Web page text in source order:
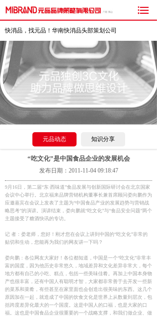

快消品，找元品！华南快消品头部策划公司
元品动态 知识分享
“吃文化”是中国食品企业的发展机会
发布日期：2011-11-04 09:18:47
9月16日，第二届“东·西味道”食品发展与创新国际研讨会在北京国家
会议中心举行。北京福来品牌营销机构董事长兼首席顾问娄向鹏作为
应邀嘉宾在会议上发表了主题为“中国食品产业的发展趋势与营销战
略思考”的演讲。演讲结束，娄向鹏就“吃文化”与“食品安全问题”两个
主题接受了糖酒快讯的专访。
记 者：娄老师，您好！刚才您在会议上讲到中国的“吃文化”非常的
贴切和生动，您能再为我们的网友讲一下吗？
娄向鹏：各位网友大家好！各位都知道，中国是一个“吃文化”非常丰
富的国度，因为他历史非常悠久，地域差异和文化差异非常大，每个
地方都有自己的小吃、糕点，包括一些美味佳肴。再加上中国本身物
产也很丰富，还有中国人有聪明才智，大家都非常善于去开发一些新
的菜系和菜肴，有些甚至在家里面也会创造出很美味的东西。这几个
原因加在一起，就造成了中国的饮食文化是世界上从数量到层次，包
括跨度差异化最大的一个国度。这是中国人的口福，也是大家的口
福。这也是中国食品企业很重要的一个战略支撑，和我们做企业、做